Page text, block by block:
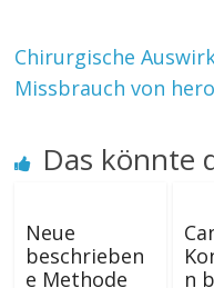
Chirurgische
Missbrauch von
Das könnte
Neue
beschrieben
e Methode
n